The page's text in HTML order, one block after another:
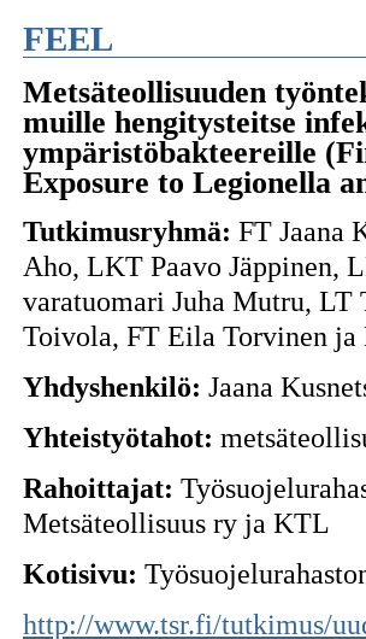
FEEL
Metsäteollisuuden
muille hengitysteitse
ympäristöbakteereille
Exposure to Legionella
Tutkimusryhmä: FT Jaana
Aho, LKT Paavo Jäppinen,
varatuomari Juha Mutru, LT
Toivola, FT Eila Torvinen
Yhdyshenkilö: Jaana
Yhteistyötahot:
Rahoittajat:
Metsäteollisuus ry ja KTL
Kotisivu:
http://www.tsr.fi/tutkimus/